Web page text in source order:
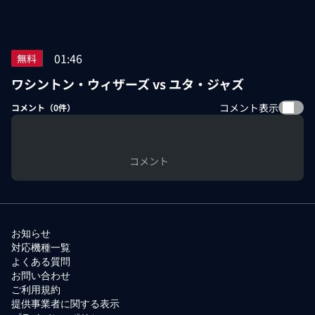
無料 01:46
ワシントン・ウィザーズ vs ユタ・ジャズ
コメント（0件） コメント表示
コメント
お知らせ
対応機種一覧
よくある質問
お問い合わせ
ご利用規約
提供事業者に関する表示